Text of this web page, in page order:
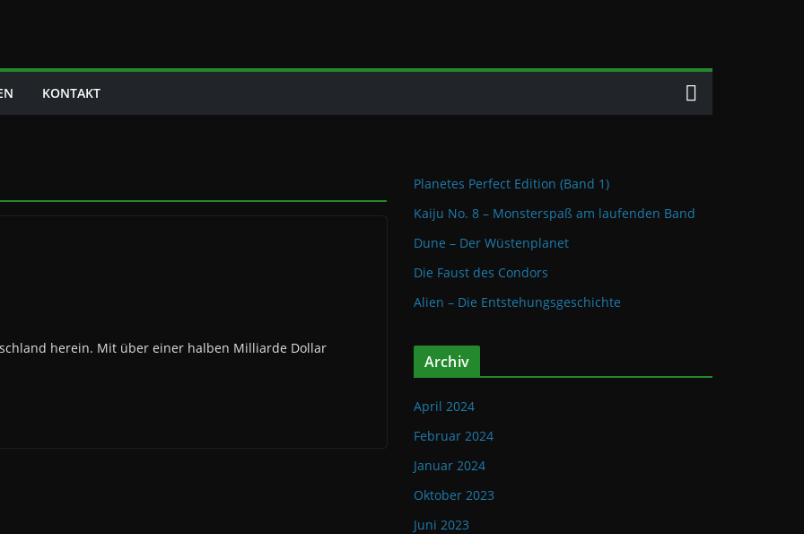
KONTAKT
herein. Mit über einer halben Milliarde Dollar
Planetes Perfect Edition (Band 1)
Kaiju No. 8 – Monsterspaß am laufenden Band
Dune – Der Wüstenplanet
Die Faust des Condors
Alien – Die Entstehungsgeschichte
Archiv
April 2024
Februar 2024
Januar 2024
Oktober 2023
Juni 2023